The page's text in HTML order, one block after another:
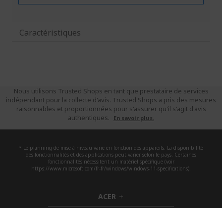
Caractéristiques
Nous utilisons Trusted Shops en tant que prestataire de services
indépendant pour la collecte d'avis. Trusted Shops a pris des mesures
raisonnables et proportionnées pour s'assurer qu'il s'agit d'avis
authentiques.
En savoir plus.
* Le planning de mise à niveau varie en fonction des appareils. La disponibilité
des fonctionnalités et des applications peut varier selon le pays. Certaines
fonctionnalités nécessitent un matériel spécifique (voir
https://www.microsoft.com/fr-fr/windows/windows-11-specifications).
ACER h